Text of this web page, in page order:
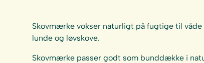
Skovmærke vokser naturligt på fugtige til
lunde og løvskove.
Skovmærke passer godt som bunddække i